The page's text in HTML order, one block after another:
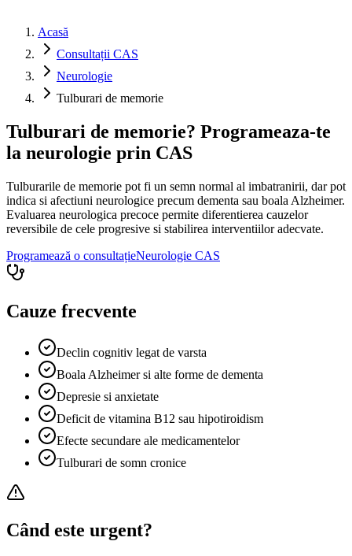
Acasă
Consultații CAS
Neurologie
Tulburari de memorie
Tulburari de memorie? Programeaza-te
la neurologie prin CAS
Tulburarile de memorie pot fi un semn normal al imbatranirii, dar pot
indica si afectiuni neurologice precum dementa sau boala Alzheimer.
Evaluarea neurologica precoce permite diferentierea cauzelor
reversibile de cele progresive si stabilirea interventiilor adecvate.
Programează o consultațieNeurologie CAS
Cauze frecvente
Declin cognitiv legat de varsta
Boala Alzheimer si alte forme de dementa
Depresie si anxietate
Deficit de vitamina B12 sau hipotiroidism
Efecte secundare ale medicamentelor
Tulburari de somn cronice
Când este urgent?